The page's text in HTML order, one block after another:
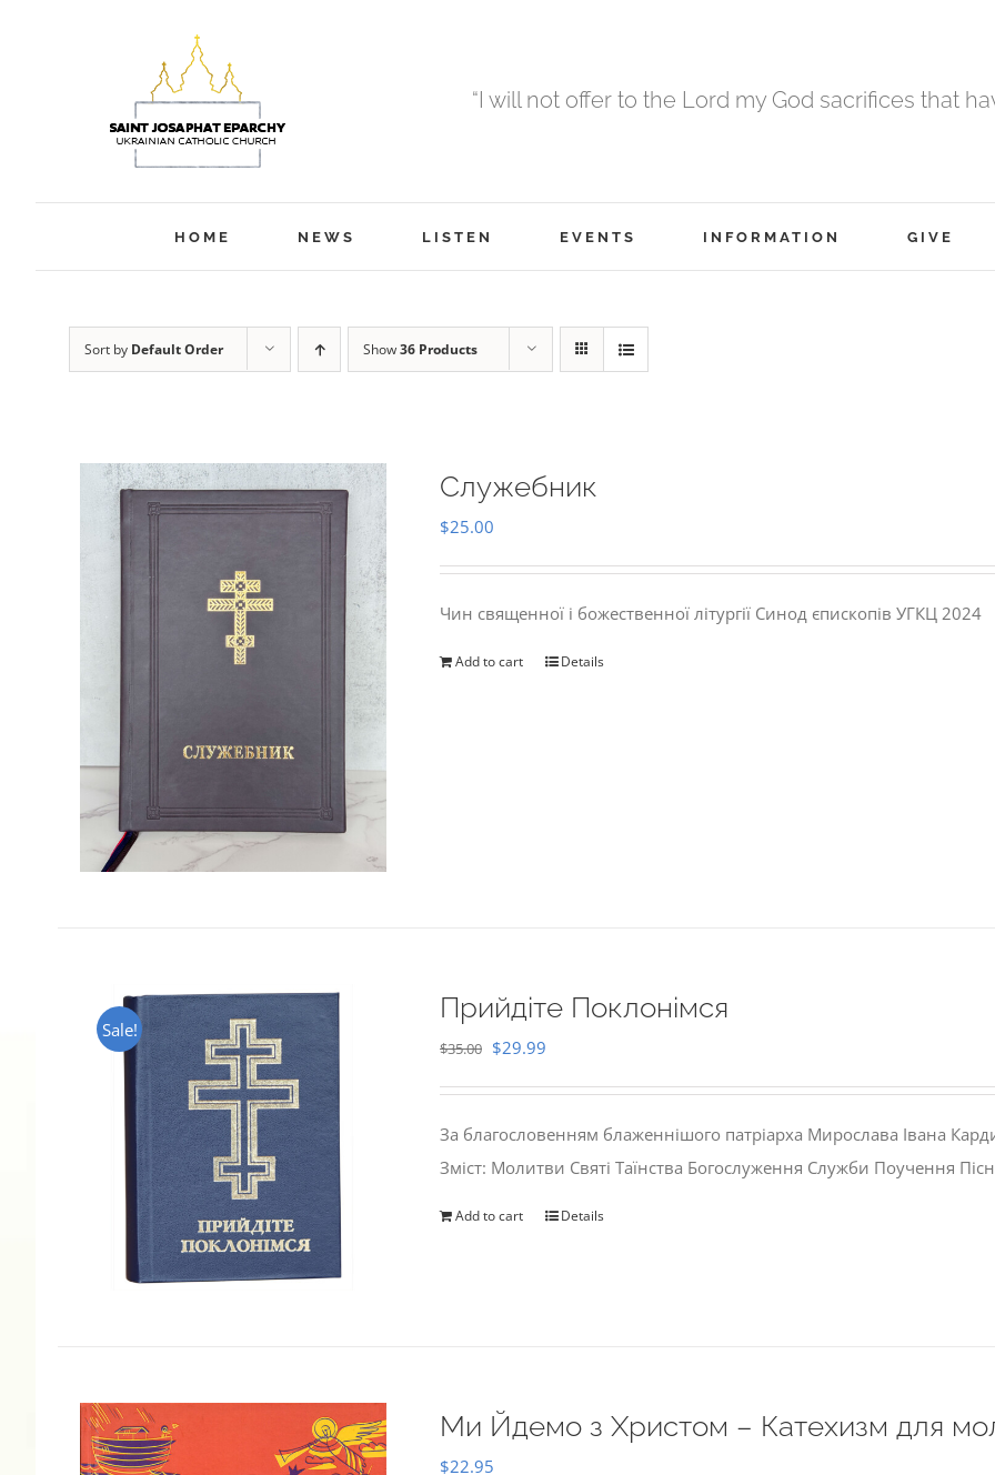
“I will not offer to the Lord my God sacrifices that
HOME NEWS LISTEN EVENTS INFORMATION GIVE
Sort by Default Order Show36 Products
Служебник
$25.00
Чин священної і божественної літургії Синод єпископів УГКЦ 2024
Add to cart Details
Sale!
Прийдіте Поклонімся
$35.00 Original
$35.00.
$29.99
$29.99.
За благословенням блаженнішого патріарха Мирослава Івана
Зміст: Молитви Святі Таїнства Богослуження Служби Поучення
Add to cart Details
Ми Йдемо з Христом – Катехизм для
$22.95